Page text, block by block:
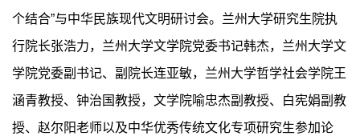
个结合”与中华民族现代文明研讨会。兰州大学研究生院执
行院长张浩力，兰州大学文学院党委书记韩杰，兰州大学文
学院党委副书记、副院长连亚敏，兰州大学哲学社会学院王
涵青教授、钟治国教授，文学院喻忠杰副教授、白宪娟副教
授、赵尔阳老师以及中华优秀传统文化专项研究生参加论